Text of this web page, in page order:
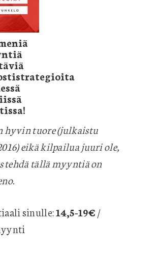
hyvin tuore (julkaistu
eikä kilpailua juuri ole,
tehdä tällä myyntiä on
sinulle:14,5-19€ /